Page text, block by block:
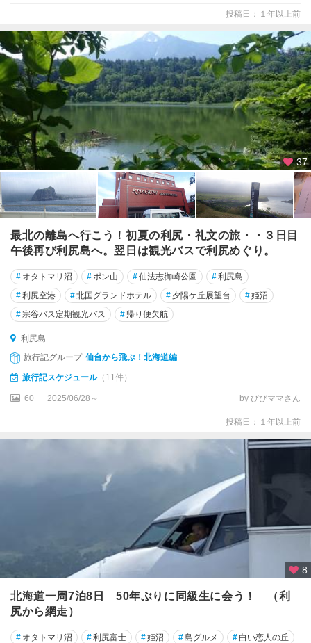
投稿日：１年以上前
37
最北の離島へ行こう！初夏の利尻・礼文の旅・・３日目
午後再び利尻島へ。翌日は観光バスで利尻めぐり。
# オタトマリ沼 #ポン山 #仙法志御崎公園 #利尻島
#利尻空港 #北国グランドホテル # 夕陽ケ丘展望台 #姫沼
#宗谷バス定期観光バス # 帰り便欠航
利尻島
旅行記グループ 仙台から飛ぶ！北海道編
旅行記スケジュール（11件）
60 2025/06/28～ by びびママさん
投稿日：１年以上前
8
北海道一周7泊8日 50年ぶりに同級生に会う！ （利
尻から網走）
# オタトマリ沼 #利尻富士 #姫沼 #島グルメ # 白い恋人の丘